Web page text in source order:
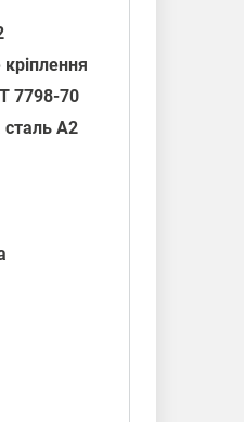
7798-70
А2